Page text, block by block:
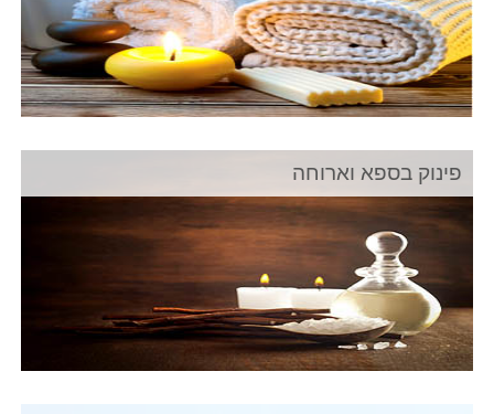
פינוק בספא וארוחה